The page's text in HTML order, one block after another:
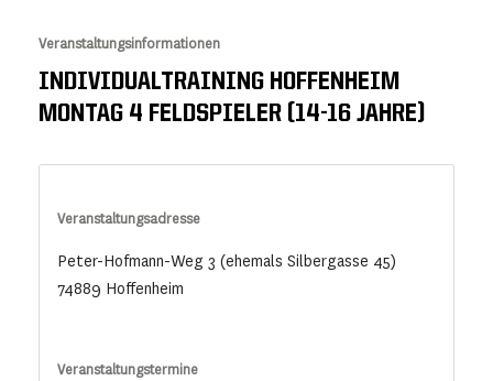
Veranstaltungsinformationen
INDIVIDUALTRAINING HOFFENHEIM
MONTAG 4 FELDSPIELER (14-16 JAHRE)
Veranstaltungsadresse
Peter-Hofmann-Weg 3 (ehemals Silbergasse 45)
74889 Hoffenheim
Veranstaltungstermine